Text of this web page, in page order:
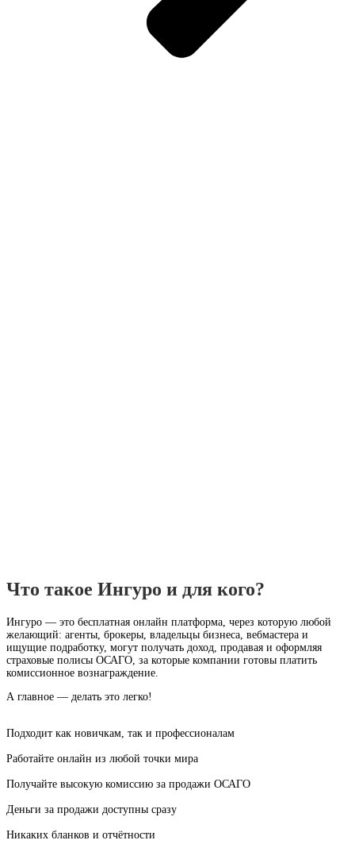
Что такое Ингуро и для кого?
Ингуро — это бесплатная онлайн платформа, через которую любой
желающий: агенты, брокеры, владельцы бизнеса, вебмастера и
ищущие подработку, могут получать доход, продавая и оформляя
страховые полисы ОСАГО, за которые компании готовы платить
комиссионное вознаграждение.
А главное — делать это легко!
Подходит как новичкам, так и профессионалам
Работайте онлайн из любой точки мира
Получайте высокую комиссию за продажи ОСАГО
Деньги за продажи доступны сразу
Никаких бланков и отчётности